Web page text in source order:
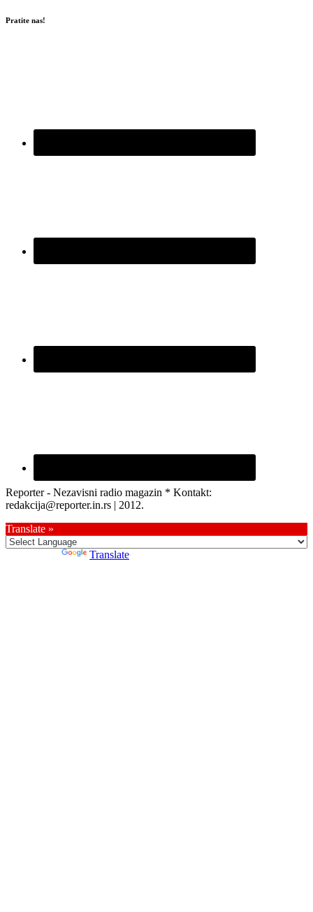
Pratite nas!
Reporter - Nezavisni radio magazin * Kontakt:
redakcija@reporter.in.rs | 2012.
Translate »
Translate